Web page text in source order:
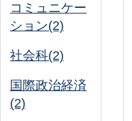
コミュニケー
ション(2)
社会科(2)
国際政治経済
(2)